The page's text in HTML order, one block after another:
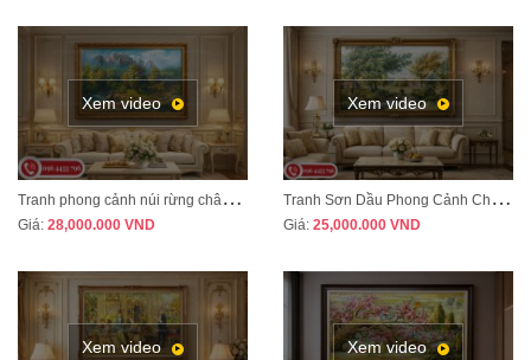
Xem video
T
ranh phong cảnh núi rừng châu Âu treo phòng khách tân cổ điển sang trọng MÃ CD03
Giá: 28,000.000 VND
Xem video
T
ranh Sơn Dầu Phong Cảnh Châu Âu Treo Phòng Khách – Sang Trọng, Đẳng Cấp MÃ CD04
Giá: 25,000.000 VND
Xem video Xem video